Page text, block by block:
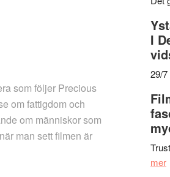
som följer Precious
om fattigdom och
om människor som
man sett filmen är
I
29/
mer